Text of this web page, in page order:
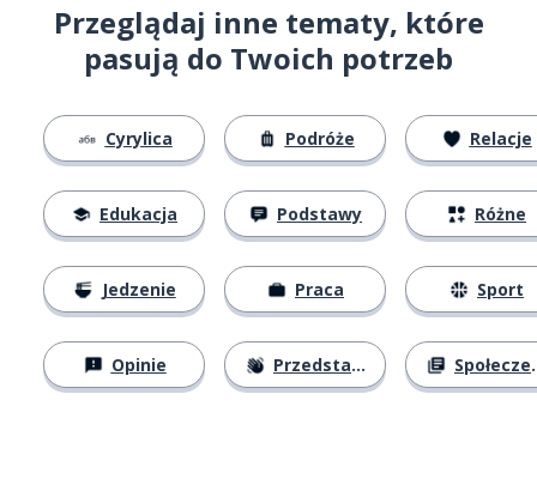
Przeglądaj inne tematy, które
pasują do Twoich potrzeb
Cyrylica
Edukacja
Jedzenie
Opinie
Podróże
Podstawy
Praca
Przedstawianie się
Relacje
Różne
Sport
Społeczeństwo